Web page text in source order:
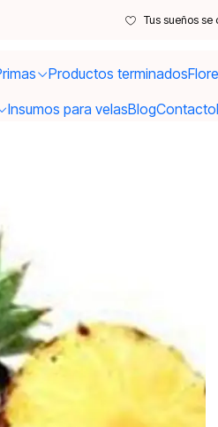
Productos terminados
Insumos para velasBlogContacto
Tus sueños
Hidrolatos y